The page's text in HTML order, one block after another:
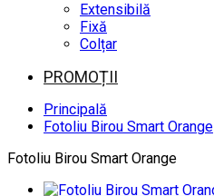
Extensibilă
Fixă
Colțar
PROMOȚII
Principală
Fotoliu Birou Smart Orange
Fotoliu Birou Smart Orange